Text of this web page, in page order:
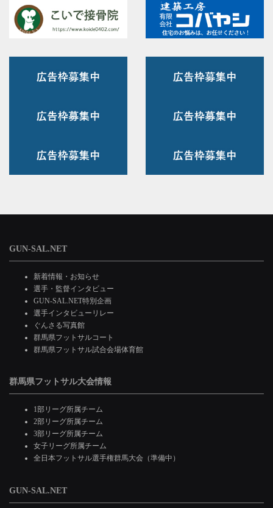
GUN-SAL.NET
新着情報・お知らせ
選手・監督インタビュー
GUN-SAL.NET特別企画
選手インタビューリレー
ぐんさる写真館
群馬県フットサルコート
群馬県フットサル試合会場体育館
群馬県フットサル大会情報
1部リーグ所属チーム
2部リーグ所属チーム
3部リーグ所属チーム
女子リーグ所属チーム
全日本フットサル選手権群馬大会（準備中）
GUN-SAL.NET